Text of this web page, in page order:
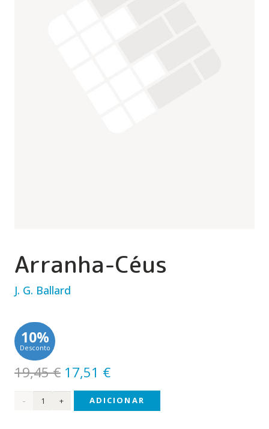
Arranha-Céus
J. G. Ballard
10%
Desconto
19,45€ O
preço
original
17,51 €O
preço
atual
Quantidade
ADICIONAR